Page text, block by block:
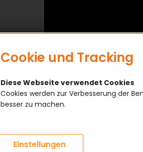
Cookie und Tracking
Diese Webseite verwendet Cookies
Cookies werden zur Verbesserung der
besser zu machen.
Einstellungen